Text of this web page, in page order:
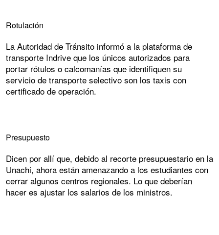
Rotulación
La Autoridad de Tránsito informó a la plataforma de
transporte Indrive que los únicos autorizados para
portar rótulos o calcomanías que identifiquen su
servicio de transporte selectivo son los taxis con
certificado de operación.
Presupuesto
Dicen por allí que, debido al recorte presupuestario en la
Unachi, ahora están amenazando a los estudiantes con
cerrar algunos centros regionales. Lo que deberían
hacer es ajustar los salarios de los ministros.